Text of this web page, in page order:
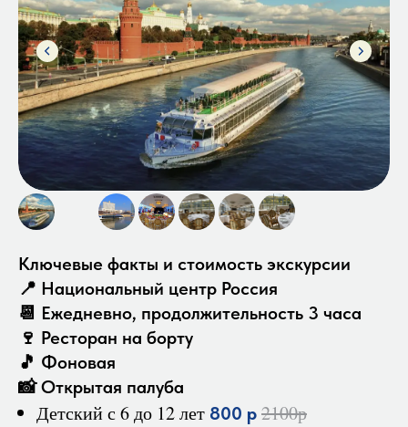
Ключевые факты и стоимость экскурсии
📍 Национальный центр Россия
📆 Ежедневно, продолжительность 3 часа
🍷 Ресторан на борту
🎵 Фоновая
📸 Открытая палуба
Детский с 6 до 12 лет 800 р 2100р